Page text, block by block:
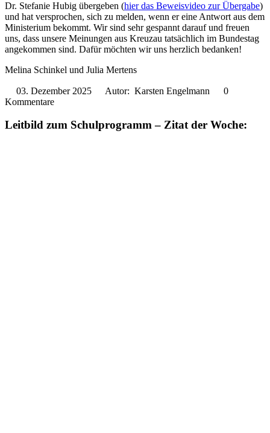
Dr. Stefanie Hubig übergeben (hier das Beweisvideo zur Übergabe)
und hat versprochen, sich zu melden, wenn er eine Antwort aus dem
Ministerium bekommt. Wir sind sehr gespannt darauf und freuen
uns, dass unsere Meinungen aus Kreuzau tatsächlich im Bundestag
angekommen sind. Dafür möchten wir uns herzlich bedanken!
Melina Schinkel und Julia Mertens
03. Dezember 2025 Autor: Karsten Engelmann
0
Kommentare
Leitbild zum Schulprogramm – Zitat der Woche: